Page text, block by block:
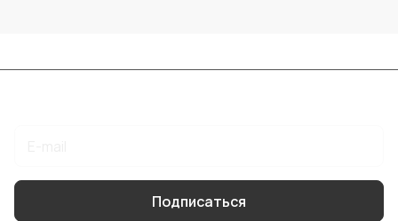
Подписаться